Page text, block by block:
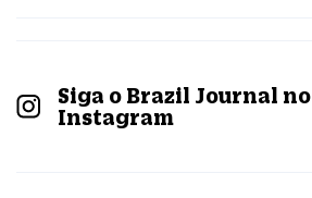
Siga o Brazil Journal no
Instagram